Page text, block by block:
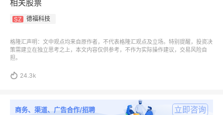
相关股票
SZ 德福科技
格隆汇声明：文中观点均来自原作者，不代表格隆汇观点及立场。特别提醒，投资决
策需建立在独立思考之上，本文内容仅供参考，不作为实际操作建议，交易风险自
担。
 24.3k
商务、渠道、广告合作/招聘 立即咨询